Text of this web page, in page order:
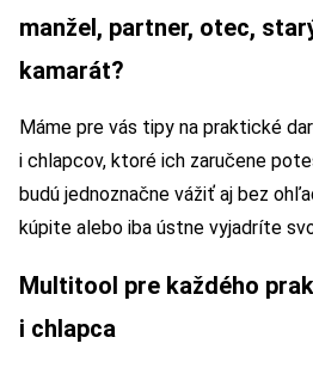
manžel, partner, otec,
kamarát?
Máme pre vás tipy na praktické
i chlapcov, ktoré ich zaručene
budú jednoznačne vážiť aj bez
kúpite alebo iba ústne vyjadríte
Multitool pre každého
i chlapca